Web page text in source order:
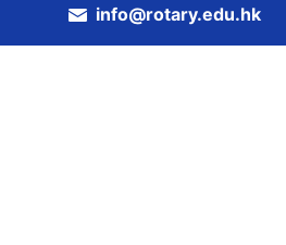
info@rotary.edu.hk